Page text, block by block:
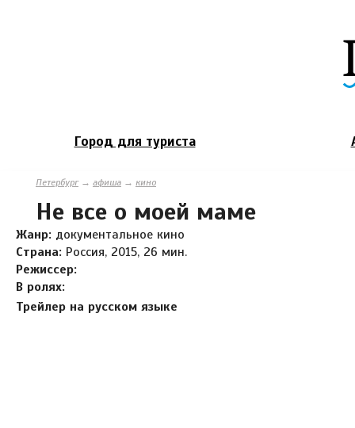
Город для туриста
Петербург→ афиша → кино
Не все о моей маме
Жанр: документальное кино
Страна: Россия, 2015, 26 мин.
Режиссер:
В ролях:
Трейлер на русском языке